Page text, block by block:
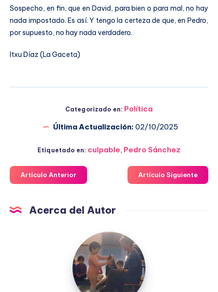
Sospecho, en fin, que en David, para bien o para mal, no hay
nada impostado. Es así. Y tengo la certeza de que, en Pedro,
por supuesto, no hay nada verdadero.
Itxu Díaz (La Gaceta)
Categorizado en: Política
Última Actualización: 02/10/2025
Etiquetado en: culpable, Pedro Sánchez
Artículo Anterior Artículo Siguiente
Acerca del Autor
Fuensanta
López
Moreno